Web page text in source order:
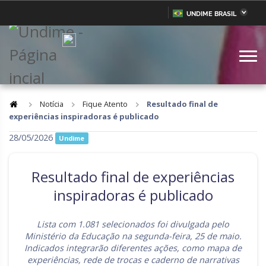
UNDIME BRASIL
Goiás Maranhão
Minas Gerais
Pernambuco
Rio de Janeiro Rio Grande do Norte
Rondônia Roraima
Notícia Fique Atento
Resultado final de
experiências inspiradoras é publicado
28/05/2026 Undime
Resultado final de experiências
inspiradoras é publicado
Lista com 1.081 selecionados foi divulgada pelo
Ministério da Educação na segunda-feira, 25 de maio.
Indicados integrarão diferentes ações, como mapa de
experiências, rede de trocas e caderno de narrativas